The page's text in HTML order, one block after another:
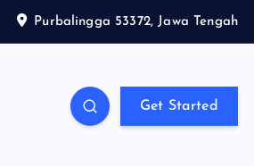
Purbalingga 53372, Jawa Tengah
Get Started